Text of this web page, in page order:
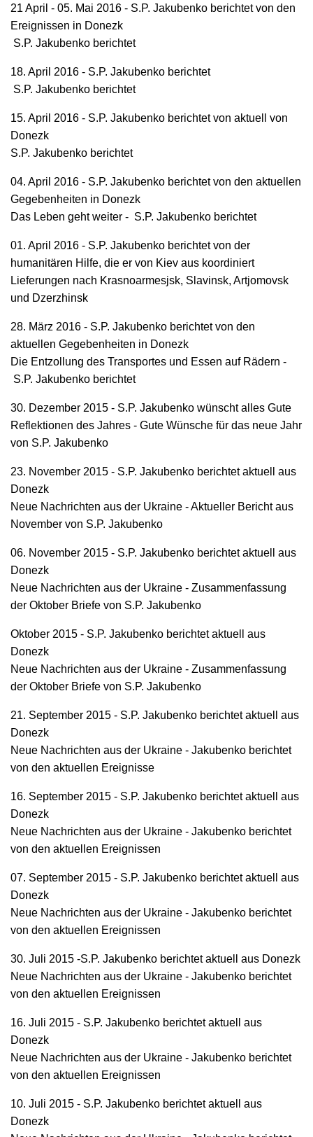
21 April - 05. Mai 2016 - S.P. Jakubenko berichtet von den
Ereignissen in Donezk
S.P. Jakubenko berichtet
18. April 2016 - S.P. Jakubenko berichtet
S.P. Jakubenko berichtet
15. April 2016 - S.P. Jakubenko berichtet von aktuell von
Donezk
S.P. Jakubenko berichtet
04. April 2016 - S.P. Jakubenko berichtet von den aktuellen
Gegebenheiten in Donezk
Das Leben geht weiter - S.P. Jakubenko berichtet
01. April 2016 - S.P. Jakubenko berichtet von der
humanitären Hilfe, die er von Kiev aus koordiniert
Lieferungen nach Krasnoarmesjsk, Slavinsk, Artjomovsk
und Dzerzhinsk
28. März 2016 - S.P. Jakubenko berichtet von den
aktuellen Gegebenheiten in Donezk
Die Entzollung des Transportes und Essen auf Rädern -
S.P. Jakubenko berichtet
30. Dezember 2015 - S.P. Jakubenko wünscht alles Gute
Reflektionen des Jahres - Gute Wünsche für das neue Jahr
von S.P. Jakubenko
23. November 2015 - S.P. Jakubenko berichtet aktuell aus
Donezk
Neue Nachrichten aus der Ukraine - Aktueller Bericht aus
November von S.P. Jakubenko
06. November 2015 - S.P. Jakubenko berichtet aktuell aus
Donezk
Neue Nachrichten aus der Ukraine - Zusammenfassung
der Oktober Briefe von S.P. Jakubenko
Oktober 2015 - S.P. Jakubenko berichtet aktuell aus
Donezk
Neue Nachrichten aus der Ukraine - Zusammenfassung
der Oktober Briefe von S.P. Jakubenko
21. September 2015 - S.P. Jakubenko berichtet aktuell aus
Donezk
Neue Nachrichten aus der Ukraine - Jakubenko berichtet
von den aktuellen Ereignisse
16. September 2015 - S.P. Jakubenko berichtet aktuell aus
Donezk
Neue Nachrichten aus der Ukraine - Jakubenko berichtet
von den aktuellen Ereignissen
07. September 2015 - S.P. Jakubenko berichtet aktuell aus
Donezk
Neue Nachrichten aus der Ukraine - Jakubenko berichtet
von den aktuellen Ereignissen
30. Juli 2015 -S.P. Jakubenko berichtet aktuell aus Donezk
Neue Nachrichten aus der Ukraine - Jakubenko berichtet
von den aktuellen Ereignissen
16. Juli 2015 - S.P. Jakubenko berichtet aktuell aus
Donezk
Neue Nachrichten aus der Ukraine - Jakubenko berichtet
von den aktuellen Ereignissen
10. Juli 2015 - S.P. Jakubenko berichtet aktuell aus
Donezk